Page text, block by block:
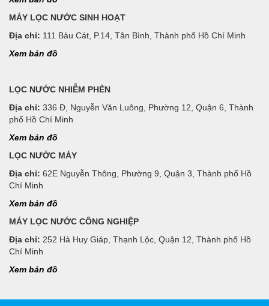
MÁY LỌC NƯỚC SINH HOẠT
Địa chỉ: 111 Bàu Cát, P.14, Tân Bình, Thành phố Hồ Chí Minh
Xem bản đồ
LỌC NƯỚC NHIỄM PHÈN
Địa chỉ: 336 Đ, Nguyễn Văn Luông, Phường 12, Quận 6, Thành
phố Hồ Chí Minh
Xem bản đồ
LỌC NƯỚC MÁY
Địa chỉ: 62E Nguyễn Thông, Phường 9, Quận 3, Thành phố Hồ
Chí Minh
Xem bản đồ
MÁY LỌC NƯỚC CÔNG NGHIỆP
Địa chỉ: 252 Hà Huy Giáp, Thạnh Lộc, Quận 12, Thành phố Hồ
Chí Minh
Xem bản đồ